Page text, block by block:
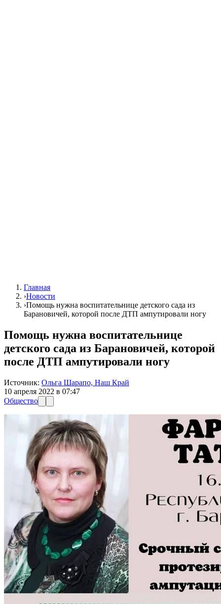
Главная
›Новости
›Помощь нужна воспитательнице детского сада из
Барановичей, которой после ДТП ампутировали ногу
Помощь нужна воспитательнице
детского сада из Барановичей, которой
после ДТП ампутировали ногу
Источник: Ольга Шарапо, Наш Край
10 апреля 2022 в 07:47
Общество